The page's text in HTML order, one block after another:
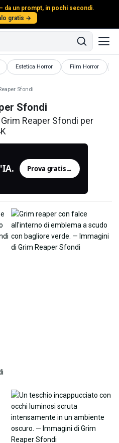
da un prompt, in pochi secondi.
gratis →
Estetica Horror
Sfondi Film Horror
Sfondi
Sfondi
Sfondi
Reaper Sfondi per
Prova gratis→